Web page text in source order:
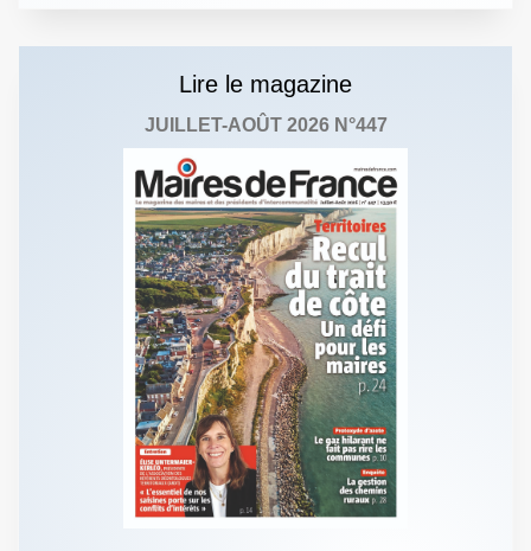
Lire le magazine
JUILLET-AOÛT 2026 N°447